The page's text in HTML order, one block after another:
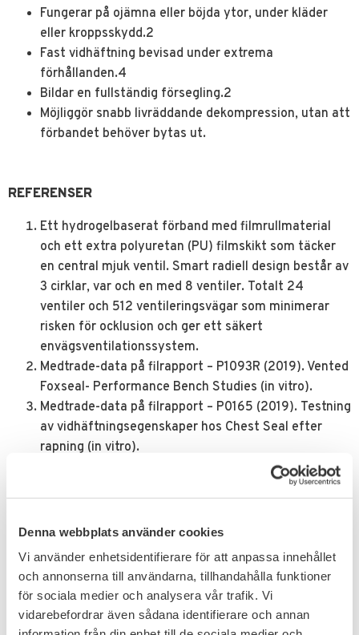
Denna webbplats använder cookies
Vi använder enhetsidentifierare för att anpassa innehållet
och annonserna till användarna, tillhandahålla funktioner
för sociala medier och analysera vår trafik. Vi
vidarebefordrar även sådana identifierare och annan
Fungerar på ojämna eller böjda ytor, under kläder
eller kroppsskydd.2
Fast vidhäftning bevisad under extrema
förhållanden.4
Bildar en fullständig försegling.2
Möjliggör snabb livräddande dekompression, utan att
förbandet behöver bytas ut.
REFERENSER
Ett hydrogelbaserat förband med filmrullmaterial
och ett extra polyuretan (PU) filmskikt som täcker
en central mjuk ventil. Smart radiell design består av
3 cirklar, var och en med 8 ventiler. Totalt 24
ventiler och 512 ventileringsvägar som minimerar
risken för ocklusion och ger ett säkert
envägsventilationssystem.
Medtrade-data på filrapport – P1093R (2019). Vented
Foxseal- Performance Bench Studies (in vitro).
Medtrade-data på filrapport – P0165 (2019). Testning
av vidhäftningsegenskaper hos Chest Seal efter
rapning (in vitro).
Medtrade-data på filrapport – P0128RIV (2021).
Testning av vidhäftningsteknik som används i
vitro).
Medtrade-data på filrapport – Pl537R (2020). Fas 1:
Vented Foxseal Competitor Flow Testing (in vitro).
Medtrade-data på filrapport – P1087R Rev 2 (2019).
Vented Foxseal Environmental Studies (in vitro).